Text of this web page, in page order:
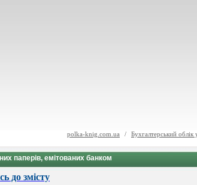
polka-knig.com.ua / Бухгалтерський облік
паперів, емітованих банком
до змісту